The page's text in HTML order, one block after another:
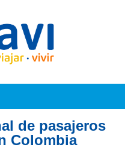
de pasajeros
Colombia